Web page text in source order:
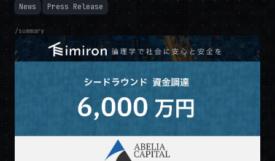
News Press Release
summary